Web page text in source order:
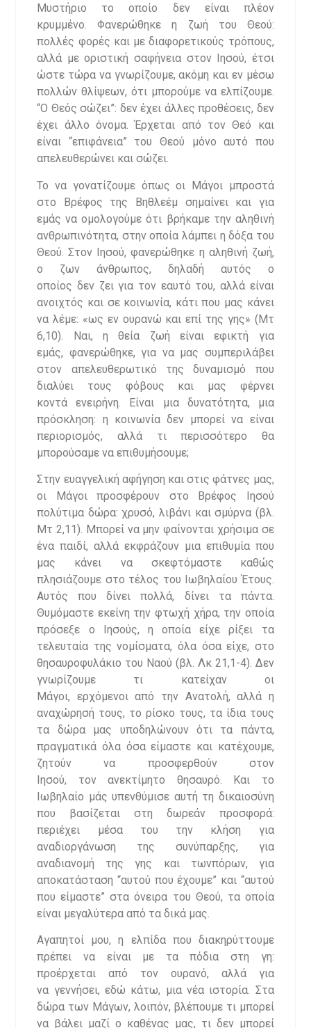
Μυστήριο το οποίο δεν είναι πλέον
κρυμμένο. Φανερώθηκε η ζωή του Θεού:
πολλές φορές και με διαφορετικούς τρόπους,
αλλά με οριστική σαφήνεια στον Ιησού, έτσι
ώστε τώρα να γνωρίζουμε, ακόμη και εν μέσω
πολλών θλίψεων, ότι μπορούμε να ελπίζουμε.
“Ο Θεός σώζει”: δεν έχει άλλες προθέσεις, δεν
έχει άλλο όνομα. Έρχεται από τον Θεό και
είναι “επιφάνεια” του Θεού μόνο αυτό που
απελευθερώνει και σώζει.
Το να γονατίζουμε όπως οι Μάγοι μπροστά
στο Βρέφος της Βηθλεέμ σημαίνει και για
εμάς να ομολογούμε ότι βρήκαμε την αληθινή
ανθρωπινότητα, στην οποία λάμπει η δόξα του
Θεού. Στον Ιησού, φανερώθηκε η αληθινή ζωή,
ο ζων άνθρωπος, δηλαδή αυτός ο
οποίος δεν ζει για τον εαυτό του, αλλά είναι
ανοιχτός και σε κοινωνία, κάτι που μας κάνει
να λέμε: «ως εν ουρανώ και επί της γης» (Μτ
6,10). Ναι, η θεία ζωή είναι εφικτή για
εμάς, φανερώθηκε, για να μας συμπεριλάβει
στον απελευθερωτικό της δυναμισμό που
διαλύει τους φόβους και μας φέρνει
κοντά ενειρήνη. Είναι μια δυνατότητα, μια
πρόσκληση: η κοινωνία δεν μπορεί να είναι
περιορισμός, αλλά τι περισσότερο θα
μπορούσαμε να επιθυμήσουμε;
Στην ευαγγελική αφήγηση και στις φάτνες μας,
οι Μάγοι προσφέρουν στο Βρέφος Ιησού
πολύτιμα δώρα: χρυσό, λιβάνι και σμύρνα (βλ.
Μτ 2,11). Μπορεί να μην φαίνονται χρήσιμα σε
ένα παιδί, αλλά εκφράζουν μια επιθυμία που
μας κάνει να σκεφτόμαστε καθώς
πλησιάζουμε στο τέλος του Ιωβηλαίου Έτους.
Αυτός που δίνει πολλά, δίνει τα πάντα.
Θυμόμαστε εκείνη την φτωχή χήρα, την οποία
πρόσεξε ο Ιησούς, η οποία είχε ρίξει τα
τελευταία της νομίσματα, όλα όσα είχε, στο
θησαυροφυλάκιο του Ναού (βλ. Λκ 21,1-4). Δεν
γνωρίζουμε τι κατείχαν οι
Μάγοι, ερχόμενοι από την Ανατολή, αλλά η
αναχώρησή τους, το ρίσκο τους, τα ίδια τους
τα δώρα μας υποδηλώνουν ότι τα πάντα,
πραγματικά όλα όσα είμαστε και κατέχουμε,
ζητούν να προσφερθούν στον
Ιησού, τον ανεκτίμητο θησαυρό. Και το
Ιωβηλαίο μάς υπενθύμισε αυτή τη δικαιοσύνη
που βασίζεται στη δωρεάν προσφορά:
περιέχει μέσα του την κλήση για
αναδιοργάνωση της συνύπαρξης, για
αναδιανομή της γης και τωνπόρων, για
αποκατάσταση “αυτού που έχουμε” και “αυτού
που είμαστε” στα όνειρα του Θεού, τα οποία
είναι μεγαλύτερα από τα δικά μας.
Αγαπητοί μου, η ελπίδα που διακηρύττουμε
πρέπει να είναι με τα πόδια στη γη:
προέρχεται από τον ουρανό, αλλά για
να γεννήσει, εδώ κάτω, μια νέα ιστορία. Στα
δώρα των Μάγων, λοιπόν, βλέπουμε τι μπορεί
να βάλει μαζί ο καθένας μας, τι δεν μπορεί